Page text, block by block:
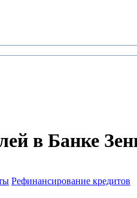
в Банке
Рефинансирование кредитов